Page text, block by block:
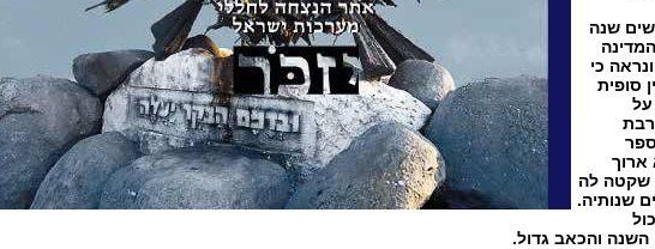
שנה
בשנת 1948 ונראה כי
סופית
על
ארוך
שקטה לה
שנותיה.
והכאב גדול.